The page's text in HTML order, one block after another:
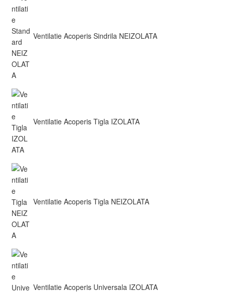
Ventilatie Acoperis Sindrila NEIZOLATA
Ventilatie Acoperis Tigla IZOLATA
Ventilatie Acoperis Tigla NEIZOLATA
Ventilatie Acoperis Universala IZOLATA